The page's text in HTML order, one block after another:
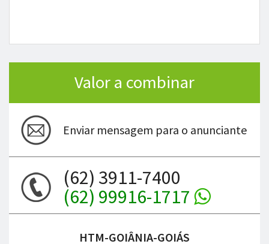
Valor a combinar
Enviar mensagem para o anunciante
(62) 3911-7400
(62) 99916-1717
HTM-GOIÂNIA-GOIÁS